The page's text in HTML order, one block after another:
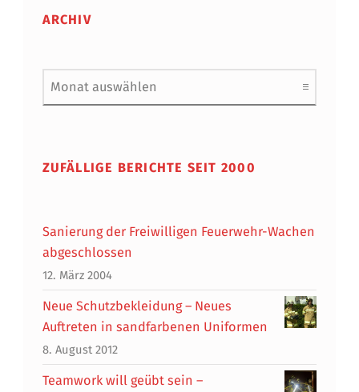
ARCHIV
Archiv
ZUFÄLLIGE BERICHTE SEIT 2000
Sanierung der Freiwilligen Feuerwehr-Wachen
abgeschlossen
12. März 2004
Neue Schutzbekleidung – Neues
Auftreten in sandfarbenen Uniformen
8. August 2012
Teamwork will geübt sein –